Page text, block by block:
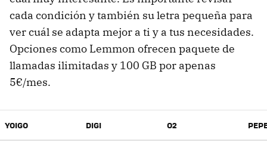
cada condición y también su letra pequeña para
ver cuál se adapta mejor a ti y a tus necesidades.
Opciones como Lemmon ofrecen paquete de
llamadas ilimitadas y 100 GB por apenas
5€/mes.
YOIGO DIGI O2